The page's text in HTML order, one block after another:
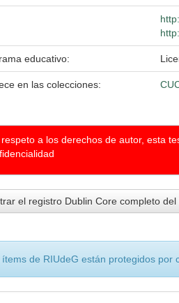
educativo:
en las colecciones:
respeto a los derechos de autor, esta
el registro Dublin Core completo del
ítems de RIUdeG están protegidos por